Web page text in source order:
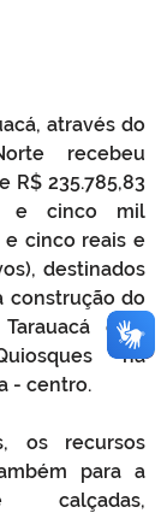
através do
recebeu
R$ 235.785,83
e cinco mil
cinco reais e
destinados
construção do
e a
na
- centro.
os recursos
para a
calçadas,